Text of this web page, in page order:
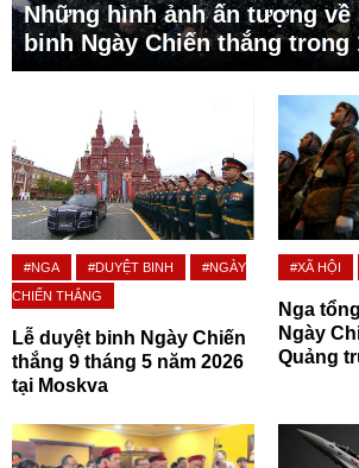
Những hình ảnh ấn tượng về
binh Ngày Chiến thắng trong
#NGA #DUYỆT BINH
#NGÀY
CHIẾN THẮNG
Lễ duyệt binh Ngày Chiến
thắng 9 tháng 5 năm 2026
tại Moskva
#XÃ HỘI
Nga
Ngày
Quảng